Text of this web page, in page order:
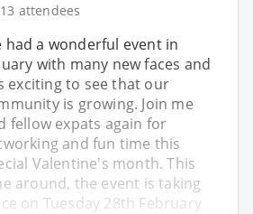
13 attendees
had a wonderful event in
with many new faces and
exciting to see that our
is growing. Join me
fellow expats again for
and fun time this
Valentine's month. This
around, the event is taking
on Tuesday 28th February